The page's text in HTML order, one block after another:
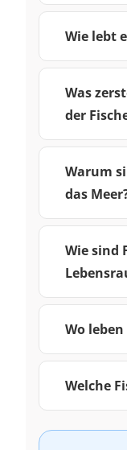
Wie lebt
Was
der
Warum
das
Wie sind
Wo leben
Welche